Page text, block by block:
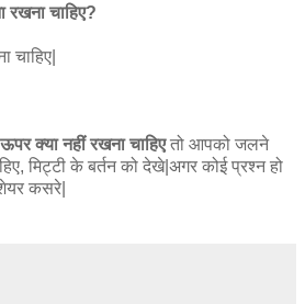
रखना चाहिए?
चाहिए|
क्या नहीं रखना चाहिएतो आपको जलने
मिट्टी के बर्तन को देखे|अगर कोई प्रश्न हो
कसरे|